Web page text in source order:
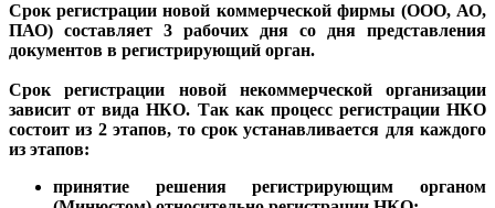
Срок регистрации новой коммерческой фирмы (ООО, АО,
ПАО) составляет 3 рабочих дня со дня представления
документов в регистрирующий орган.
Срок регистрации новой некоммерческой организации
зависит от вида НКО. Так как процесс регистрации НКО
состоит из 2 этапов, то срок устанавливается для каждого
из этапов:
принятие решения регистрирующим органом